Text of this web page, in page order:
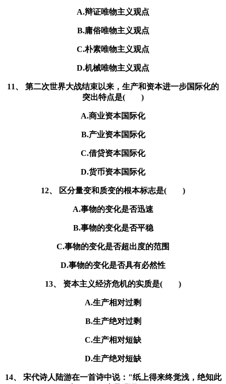
A.辩证唯物主义观点
B.庸俗唯物主义观点
C.朴素唯物主义观点
D.机械唯物主义观点
11、 第二次世界大战结束以来，生产和资本进一步国际化的
突出特点是( )
A.商业资本国际化
B.产业资本国际化
C.借贷资本国际化
D.货币资本国际化
12、 区分量变和质变的根本标志是( )
A.事物的变化是否迅速
B.事物的变化是否平稳
C.事物的变化是否超出度的范围
D.事物的变化是否具有必然性
13、 资本主义经济危机的实质是( )
A.生产相对过剩
B.生产绝对过剩
C.生产相对短缺
D.生产绝对短缺
14、 宋代诗人陆游在一首诗中说："纸上得来终觉浅，绝知此